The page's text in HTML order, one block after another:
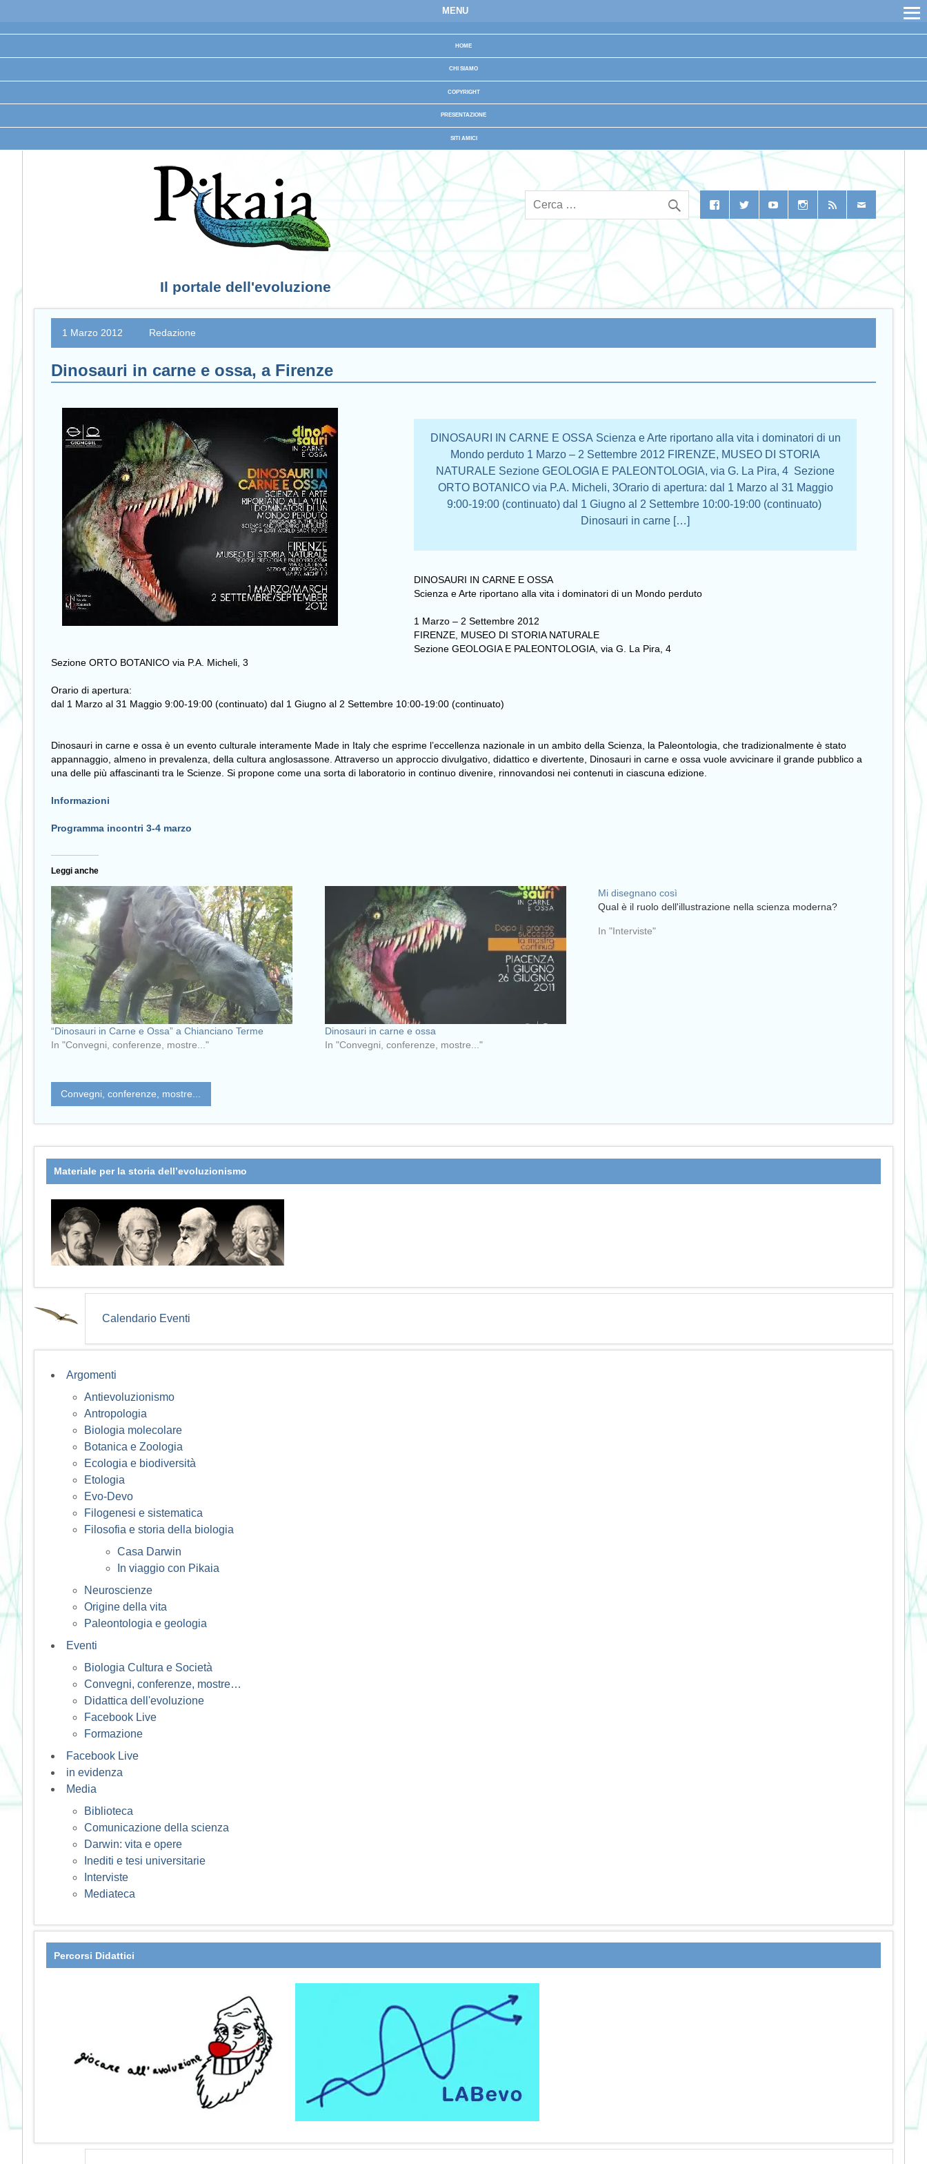
MENU
HOME
CHI SIAMO
COPYRIGHT
PRESENTAZIONE
SITI AMICI
Il portale dell'evoluzione
1 Marzo 2012 Redazione
Dinosauri in carne e ossa, a Firenze
DINOSAURI IN CARNE E OSSA Scienza e Arte riportano alla vita i dominatori di un
Mondo perduto 1 Marzo – 2 Settembre 2012 FIRENZE, MUSEO DI STORIA
NATURALE Sezione GEOLOGIA E PALEONTOLOGIA, via G. La Pira, 4 Sezione
ORTO BOTANICO via P.A. Micheli, 3Orario di apertura: dal 1 Marzo al 31 Maggio
9:00-19:00 (continuato) dal 1 Giugno al 2 Settembre 10:00-19:00 (continuato)
Dinosauri in carne […]
DINOSAURI IN CARNE E OSSA
Scienza e Arte riportano alla vita i dominatori di un Mondo perduto
1 Marzo – 2 Settembre 2012
FIRENZE, MUSEO DI STORIA NATURALE
Sezione GEOLOGIA E PALEONTOLOGIA, via G. La Pira, 4
Sezione ORTO BOTANICO via P.A. Micheli, 3
Orario di apertura:
dal 1 Marzo al 31 Maggio 9:00-19:00 (continuato) dal 1 Giugno al 2 Settembre 10:00-19:00 (continuato)
Dinosauri in carne e ossa è un evento culturale interamente Made in Italy che esprime l’eccellenza nazionale in un ambito della Scienza, la Paleontologia, che tradizionalmente è stato
appannaggio, almeno in prevalenza, della cultura anglosassone. Attraverso un approccio divulgativo, didattico e divertente, Dinosauri in carne e ossa vuole avvicinare il grande pubblico a
una delle più affascinanti tra le Scienze. Si propone come una sorta di laboratorio in continuo divenire, rinnovandosi nei contenuti in ciascuna edizione.
Informazioni
Programma incontri 3-4 marzo
Leggi anche
“Dinosauri in Carne e Ossa” a Chianciano Terme
In "Convegni, conferenze, mostre..."
Dinosauri in carne e ossa
In "Convegni, conferenze, mostre..."
Mi disegnano così
Qual è il ruolo dell'illustrazione nella scienza moderna?
In "Interviste"
Convegni, conferenze, mostre...
Materiale per la storia dell’evoluzionismo
Calendario Eventi
Argomenti
Antievoluzionismo
Antropologia
Biologia molecolare
Botanica e Zoologia
Ecologia e biodiversità
Etologia
Evo-Devo
Filogenesi e sistematica
Filosofia e storia della biologia
Casa Darwin
In viaggio con Pikaia
Neuroscienze
Origine della vita
Paleontologia e geologia
Eventi
Biologia Cultura e Società
Convegni, conferenze, mostre…
Didattica dell'evoluzione
Facebook Live
Formazione
Facebook Live
in evidenza
Media
Biblioteca
Comunicazione della scienza
Darwin: vita e opere
Inediti e tesi universitarie
Interviste
Mediateca
Percorsi Didattici